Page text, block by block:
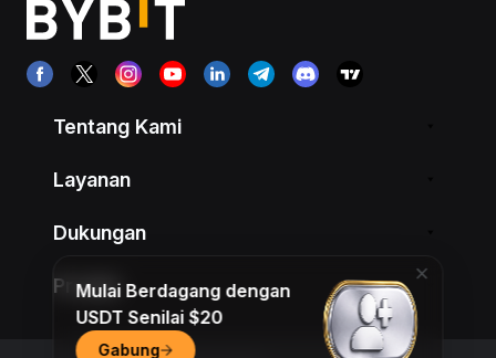
Tentang Kami
Layanan
Dukungan
Produk
Mulai Berdagang dengan
USDT Senilai $20
Gabung